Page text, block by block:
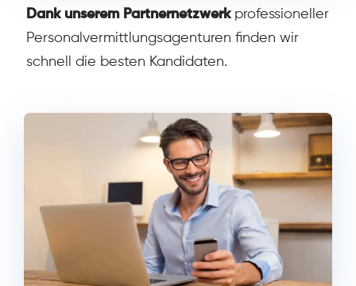
Dank unserem Partnernetzwerk professioneller
Personalvermittlungsagenturen finden wir
schnell die besten Kandidaten.